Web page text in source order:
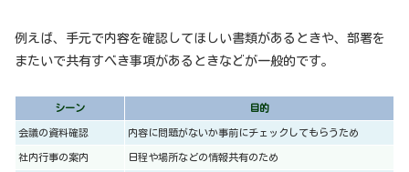
例えば、手元で内容を確認してほしい書類があるときや、部署を
またいで共有すべき事項があるときなどが一般的です。
シーン 目的
会議の資料確認 内容に問題がないか事前にチェックしてもらうため
社内行事の案内 日程や場所などの情報共有のため